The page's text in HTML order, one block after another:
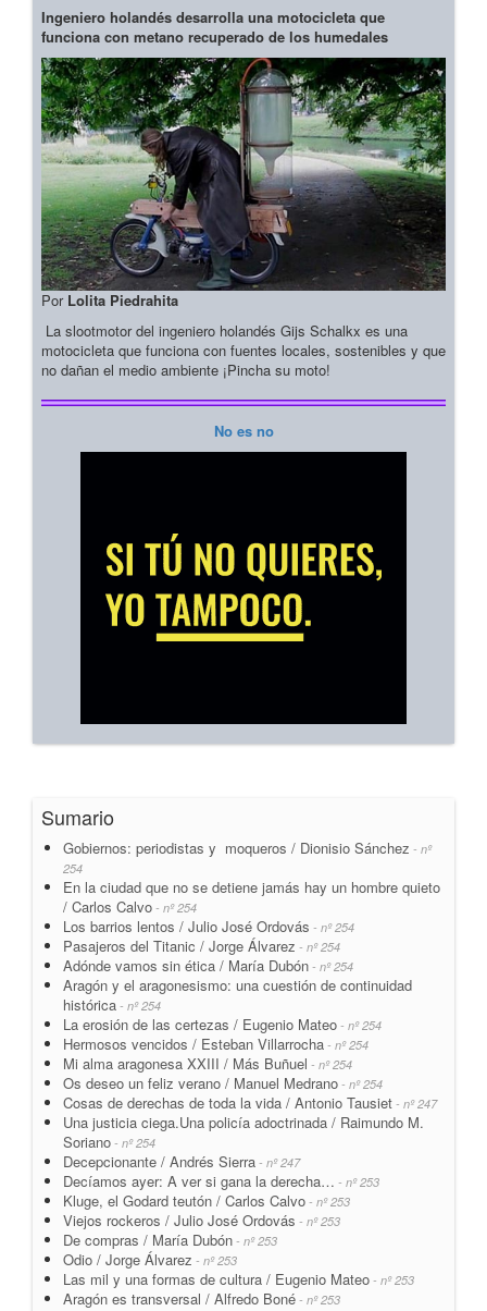
Ingeniero holandés desarrolla una motocicleta que
funciona con metano recuperado de los humedales
Por Lolita Piedrahita
La slootmotor del ingeniero holandés Gijs Schalkx es una
motocicleta que funciona con fuentes locales, sostenibles y que
no dañan el medio ambiente ¡Pincha su moto!
No es no
Sumario
Gobiernos: periodistas y moqueros / Dionisio Sánchez - nº
254
En la ciudad que no se detiene jamás hay un hombre quieto
/ Carlos Calvo - nº 254
Los barrios lentos / Julio José Ordovás - nº 254
Pasajeros del Titanic / Jorge Álvarez - nº 254
Adónde vamos sin ética / María Dubón - nº 254
Aragón y el aragonesismo: una cuestión de continuidad
histórica - nº 254
La erosión de las certezas / Eugenio Mateo - nº 254
Hermosos vencidos / Esteban Villarrocha - nº 254
Mi alma aragonesa XXIII / Más Buñuel - nº 254
Os deseo un feliz verano / Manuel Medrano - nº 254
Cosas de derechas de toda la vida / Antonio Tausiet - nº 247
Una justicia ciega.Una policía adoctrinada / Raimundo M.
Soriano - nº 254
Decepcionante / Andrés Sierra - nº 247
Decíamos ayer: A ver si gana la derecha… - nº 253
Kluge, el Godard teutón / Carlos Calvo - nº 253
Viejos rockeros / Julio José Ordovás - nº 253
De compras / María Dubón - nº 253
Odio / Jorge Álvarez - nº 253
Las mil y una formas de cultura / Eugenio Mateo - nº 253
Aragón es transversal / Alfredo Boné - nº 253